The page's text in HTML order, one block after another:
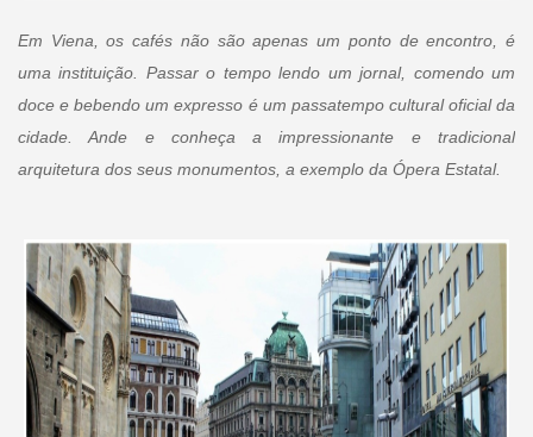
Em Viena, os cafés não são apenas um ponto de encontro, é
uma instituição. Passar o tempo lendo um jornal, comendo um
doce e bebendo um expresso é um passatempo cultural oficial da
cidade. Ande e conheça a impressionante e tradicional
arquitetura dos seus monumentos, a exemplo da Ópera Estatal.